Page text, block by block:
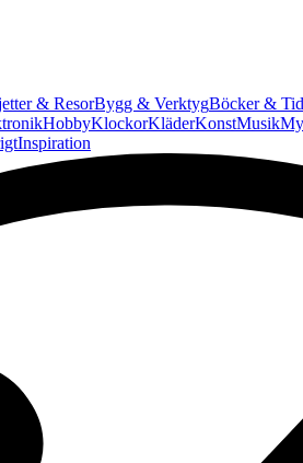
& ResorBygg & VerktygBöcker &
HobbyKlockorKläderKonstMusik
Inspiration